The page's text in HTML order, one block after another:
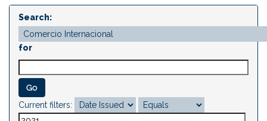
Search:
for
Current filters: